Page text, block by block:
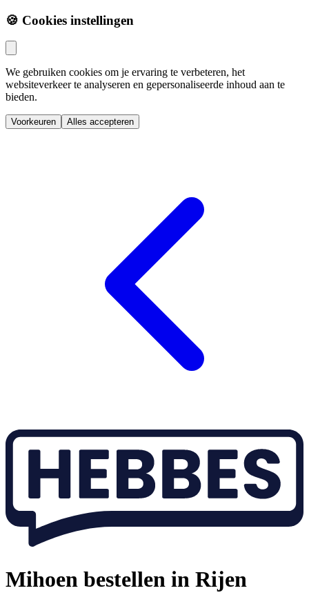
🍪 Cookies instellingen
We gebruiken cookies om je ervaring te verbeteren, het
websiteverkeer te analyseren en gepersonaliseerde inhoud aan te
bieden.
Voorkeuren Alles accepteren
Mihoen bestellen in Rijen